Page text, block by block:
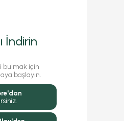
İndirin
bulmak için
başlayın.